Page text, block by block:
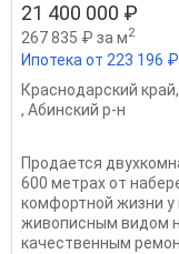
21 400 000 ₽
267 835 ₽ за м2
Ипотека от 223 196
Краснодарский край,
, Абинский р-н
Продается
600 метрах от
комфортной жизни у
живописным видом
качественным